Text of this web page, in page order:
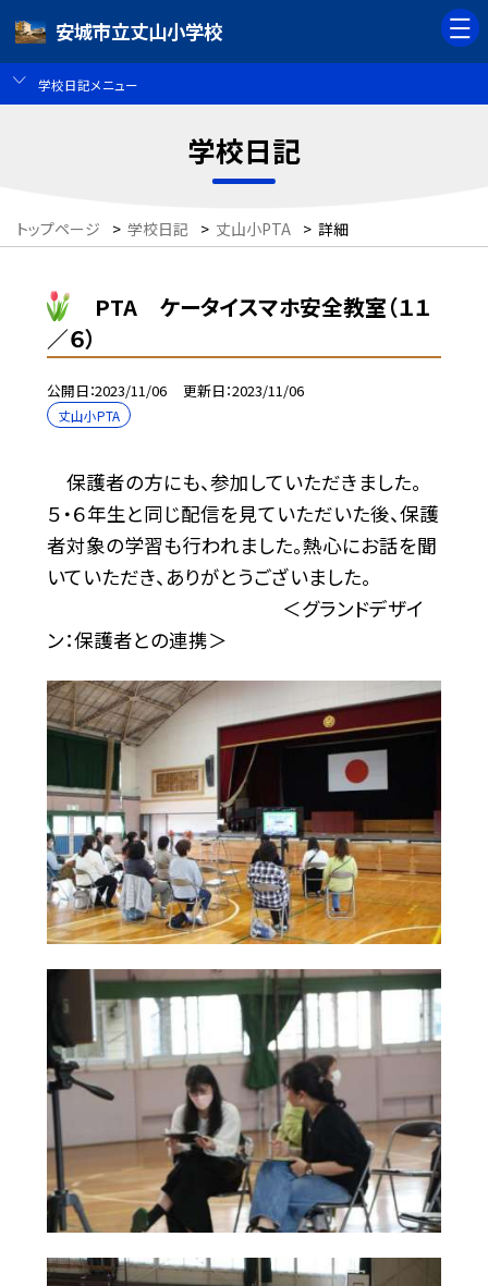
安城市立丈山小学校
学校日記メニュー
学校日記
トップページ > 学校日記 > 丈山小PTA > 詳細
PTA ケータイスマホ安全教室（１１
／６）
公開日 2023/11/06 更新日 2023/11/06
丈山小PTA
保護者の方にも、参加していただきました。
５・６年生と同じ配信を見ていただいた後、保護
者対象の学習も行われました。熱心にお話を聞
いていただき、ありがとうございました。
＜グランドデザイ
ン：保護者との連携＞